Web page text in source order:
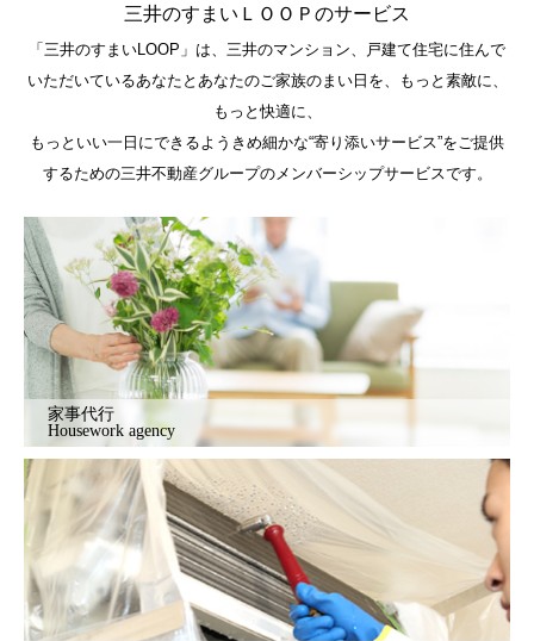
三井のすまいＬＯＯＰのサービス
「三井のすまいLOOP」は、三井のマンション、戸建て住宅に住んで
いただいているあなたとあなたのご家族のまい日を、もっと素敵に、
もっと快適に、
もっといい一日にできるようきめ細かな“寄り添いサービス”をご提供
するための三井不動産グループのメンバーシップサービスです。
家事代行
Housework agency